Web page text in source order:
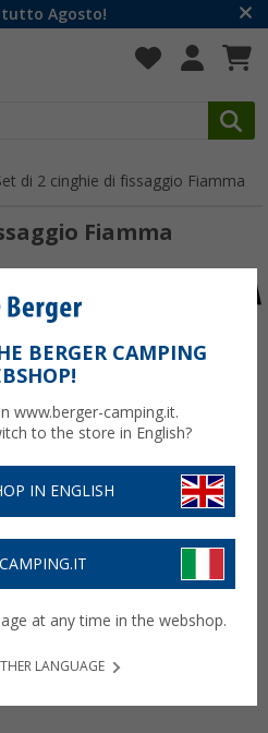
Agosto!
di 2 cinghie di fissaggio Fiamma
Fiamma
BERGER CAMPING
www.berger-camping.it.
to the store in English?
IN ENGLISH
at any time in the webshop.
LANGUAGE